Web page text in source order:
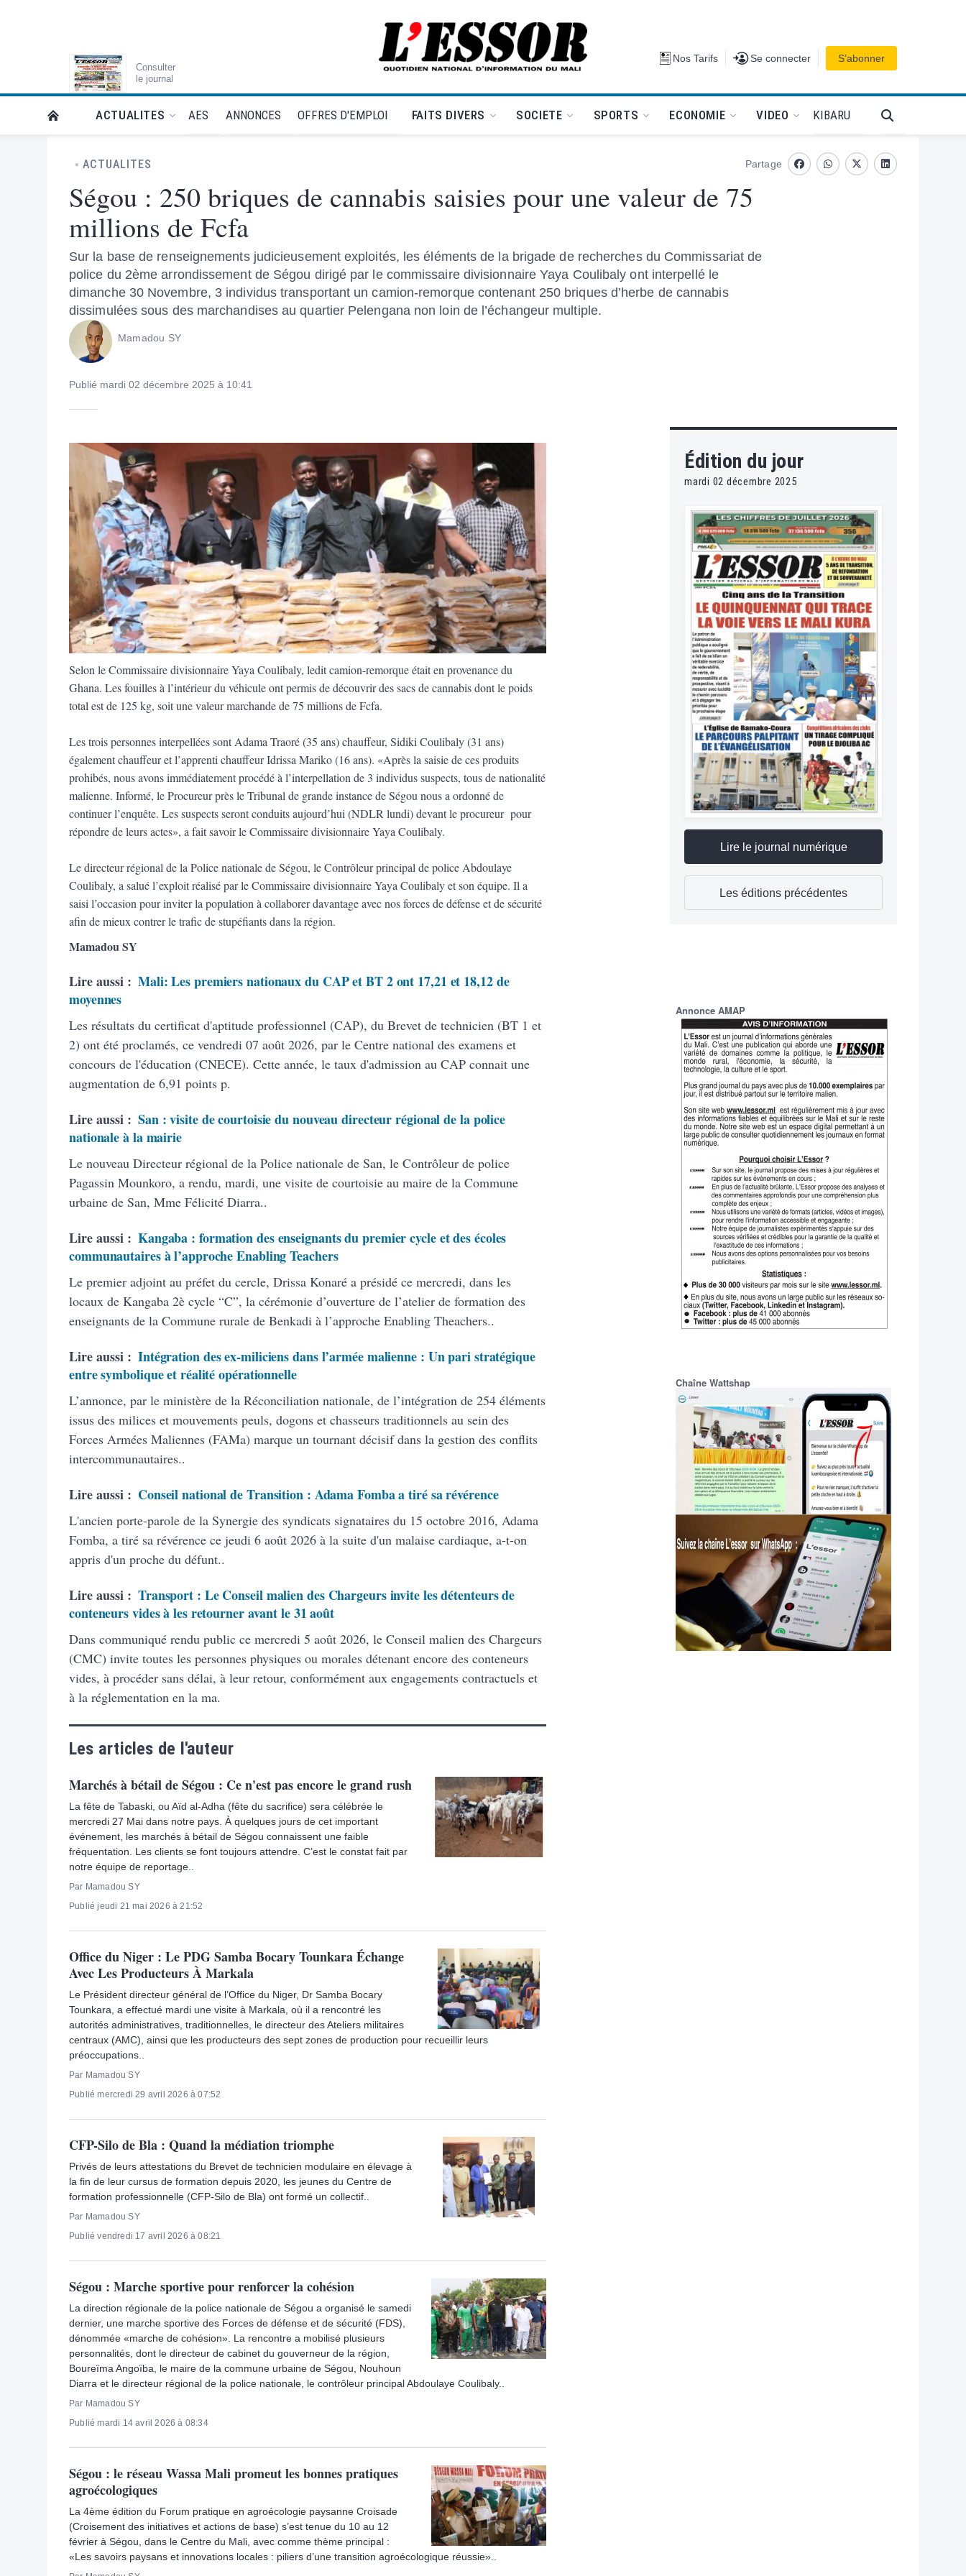
Consulter
le journal
L'Essor - retour à la une Nos Tarifs Se connecter
Se connecter S’abonner
RETOUR À LA PAGE D’ACCUEIL DE L'ESSOR
ACTUALITES AES ANNONCES OFFRES D'EMPLOI FAITS DIVERS SOCIETE SPORTS ECONOMIE VIDEO KIBARU
ACTUALITES
Ségou : 250 briques de cannabis saisies pour une valeur de 75
millions de Fcfa
Sur la base de renseignements judicieusement exploités, les éléments de la brigade de recherches du Commissariat de
police du 2ème arrondissement de Ségou dirigé par le commissaire divisionnaire Yaya Coulibaly ont interpellé le
dimanche 30 Novembre, 3 individus transportant un camion-remorque contenant 250 briques d’herbe de cannabis
dissimulées sous des marchandises au quartier Pelengana non loin de l’échangeur multiple.
Mamadou SY
Publié mardi 02 décembre 2025 à 10:41
Partage
FacebookwhatsappTwitterLinkedin
Selon le Commissaire divisionnaire Yaya Coulibaly, ledit camion-remorqueétait en provenance du
Ghana. Les fouillesàl’intérieur du véhicule ont permis de découvrir des sacs de cannabis dont le poids
total est de 125 kg, soit une valeur marchande de 75 millions de Fcfa.
Les trois personnes interpellées sont Adama Traoré(35 ans) chauffeur, Sidiki Coulibaly (31 ans)
également chauffeur et l’apprenti chauffeur Idrissa Mariko (16 ans). «Après la saisie de ces produits
prohibés, nous avons immédiatement procédéàl’interpellation de 3 individus suspects, tous de nationalité
malienne. Informé, le Procureur près le Tribunal de grande instance de Ségou nous a ordonnéde
continuer l’enquête. Les suspects seront conduits aujourd’hui (NDLR lundi) devant le procureur pour
répondre de leurs actes», a fait savoir le Commissaire divisionnaire Yaya Coulibaly.
Le directeur régional de la Police nationale de Ségou, le Contrôleur principal de police Abdoulaye
Coulibaly, a saluél’exploit réalisépar le Commissaire divisionnaire Yaya Coulibaly et sonéquipe. Il a
saisi l’occasion pour inviter la populationàcollaborer davantage avec nos forces de défense et de sécurité
afin de mieux contrer le trafic de stupéfiants dans la région.
Mamadou SY
Lire aussi : Mali: Les premiers nationaux du CAP et BT 2 ont 17,21 et 18,12 de
moyennes
Les résultats du certificat d'aptitude professionnel (CAP), du Brevet de technicien (BT 1 et
2) ont été proclamés, ce vendredi 07 août 2026, par le Centre national des examens et
concours de l'éducation (CNECE). Cette année, le taux d'admission au CAP connait une
augmentation de 6,91 points p.
Lire aussi : San : visite de courtoisie du nouveau directeur régional de la police
nationale à la mairie
Le nouveau Directeur régional de la Police nationale de San, le Contrôleur de police
Pagassin Mounkoro, a rendu, mardi, une visite de courtoisie au maire de la Commune
urbaine de San, Mme Félicité Diarra..
Lire aussi : Kangaba : formation des enseignants du premier cycle et des écoles
communautaires à l’approche Enabling Teachers
Le premier adjoint au préfet du cercle, Drissa Konaré a présidé ce mercredi, dans les
locaux de Kangaba 2è cycle “C”, la cérémonie d’ouverture de l’atelier de formation des
enseignants de la Commune rurale de Benkadi à l’approche Enabling Theachers..
Lire aussi : Intégration des ex-miliciens dans l’armée malienne : Un pari stratégique
entre symbolique et réalité opérationnelle
L’annonce, par le ministère de la Réconciliation nationale, de l’intégration de 254 éléments
issus des milices et mouvements peuls, dogons et chasseurs traditionnels au sein des
Forces Armées Maliennes (FAMa) marque un tournant décisif dans la gestion des conflits
intercommunautaires..
Lire aussi : Conseil national de Transition : Adama Fomba a tiré sa révérence
L'ancien porte-parole de la Synergie des syndicats signataires du 15 octobre 2016, Adama
Fomba, a tiré sa révérence ce jeudi 6 août 2026 à la suite d'un malaise cardiaque, a-t-on
appris d'un proche du défunt..
Lire aussi : Transport : Le Conseil malien des Chargeurs invite les détenteurs de
conteneurs vides à les retourner avant le 31 août
Dans communiqué rendu public ce mercredi 5 août 2026, le Conseil malien des Chargeurs
(CMC) invite toutes les personnes physiques ou morales détenant encore des conteneurs
vides, à procéder sans délai, à leur retour, conformément aux engagements contractuels et
à la réglementation en la ma.
Les articles de l'auteur
Marchés à bétail de Ségou : Ce n'est pas encore le grand rush
La fête de Tabaski, ou Aïd al-Adha (fête du sacrifice) sera célébrée le
mercredi 27 Mai dans notre pays. À quelques jours de cet important
événement, les marchés à bétail de Ségou connaissent une faible
fréquentation. Les clients se font toujours attendre. C’est le constat fait par
notre équipe de reportage..
Par Mamadou SY
Publié jeudi 21 mai 2026 à 21:52
Office du Niger : Le PDG Samba Bocary Tounkara Échange
Avec Les Producteurs À Markala
Le Président directeur général de l’Office du Niger, Dr Samba Bocary
Tounkara, a effectué mardi une visite à Markala, où il a rencontré les
autorités administratives, traditionnelles, le directeur des Ateliers militaires
centraux (AMC), ainsi que les producteurs des sept zones de production pour recueillir leurs
préoccupations..
Par Mamadou SY
Publié mercredi 29 avril 2026 à 07:52
CFP-Silo de Bla : Quand la médiation triomphe
Privés de leurs attestations du Brevet de technicien modulaire en élevage à
la fin de leur cursus de formation depuis 2020, les jeunes du Centre de
formation professionnelle (CFP-Silo de Bla) ont formé un collectif..
Par Mamadou SY
Publié vendredi 17 avril 2026 à 08:21
Ségou : Marche sportive pour renforcer la cohésion
La direction régionale de la police nationale de Ségou a organisé le samedi
dernier, une marche sportive des Forces de défense et de sécurité (FDS),
dénommée «marche de cohésion». La rencontre a mobilisé plusieurs
personnalités, dont le directeur de cabinet du gouverneur de la région,
Boureïma Angoïba, le maire de la commune urbaine de Ségou, Nouhoun
Diarra et le directeur régional de la police nationale, le contrôleur principal Abdoulaye Coulibaly..
Par Mamadou SY
Publié mardi 14 avril 2026 à 08:34
Ségou : le réseau Wassa Mali promeut les bonnes pratiques
agroécologiques
La 4ème édition du Forum pratique en agroécologie paysanne Croisade
(Croisement des initiatives et actions de base) s’est tenue du 10 au 12
février à Ségou, dans le Centre du Mali, avec comme thème principal :
«Les savoirs paysans et innovations locales : piliers d’une transition agroécologique réussie»..
Édition du jour
mardi 02 décembre 2025
Lire le journal numérique
Les éditions précédentes
Annonce AMAP
Chaîne Wattshap